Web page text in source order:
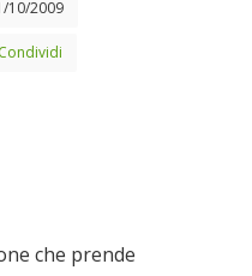
10/2009
Condividi
che prende